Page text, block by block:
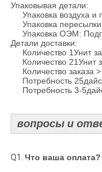
Упаковывая детали:
Упаковка воздуха
Упаковка
Упаковка ОЭМ:
Детали доставки:
Количество 1Унит
Количество 21Унит
Количество заказа
Потребность
Потребность 3-
вопросы и
Q1. Что ваша оплата?